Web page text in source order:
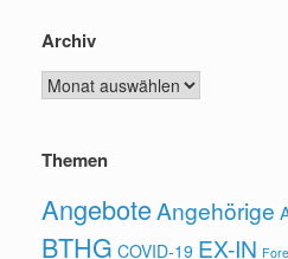
Archiv
Archiv
Themen
AngeboteAngehörige
BTHG COVID-19 EX-IN